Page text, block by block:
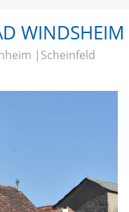
WINDSHEIM
Scheinfeld